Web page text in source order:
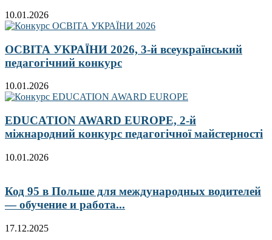
10.01.2026
ОСВІТА УКРАЇНИ 2026, 3-й всеукраїнський
педагогічний конкурс
10.01.2026
EDUCATION AWARD EUROPE, 2-й
міжнародний конкурс педагогічної майстерності
10.01.2026
Код 95 в Польше для международных водителей
— обучение и работа...
17.12.2025